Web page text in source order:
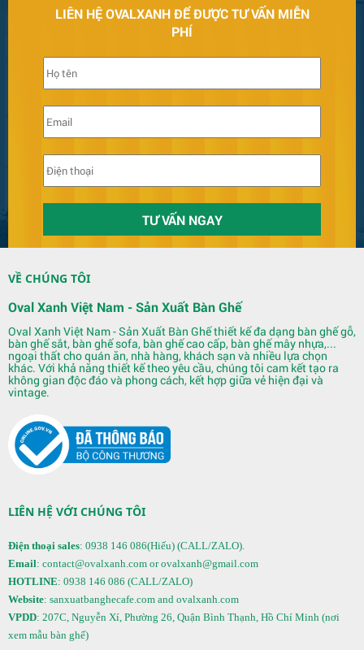
LIÊN HỆ OVALXANH ĐỂ ĐƯỢC TƯ VẤN MIỄN
PHÍ
VỀ CHÚNG TÔI
Oval Xanh Việt Nam - Sản Xuất Bàn Ghế
Oval Xanh Việt Nam - Sản Xuất Bàn Ghế thiết kế đa dạng bàn ghế gỗ,
bàn ghế sắt, bàn ghế sofa, bàn ghế cao cấp, bàn ghế mây nhựa,...
ngoại thất cho quán ăn, nhà hàng, khách sạn và nhiều lựa chọn
khác. Với khả năng thiết kế theo yêu cầu, chúng tôi cam kết tạo ra
không gian độc đáo và phong cách, kết hợp giữa vẻ hiện đại và
vintage.
LIÊN HỆ VỚI CHÚNG TÔI
Điện thoại sales: 0938 146 086(Hiếu) (CALL/ZALO).
Email: contact@ovalxanh.com or ovalxanh@gmail.com
HOTLINE: 0938 146 086 (CALL/ZALO)
Website: sanxuatbanghecafe.com and ovalxanh.com
VPDD: 207C, Nguyễn Xí, Phường 26, Quận Bình Thạnh, Hồ Chí Minh (nơi
xem mẫu bàn ghế)